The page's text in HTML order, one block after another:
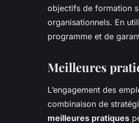
objectifs de formation
organisationnels. En
programme et de
Meilleures
L’engagement des
combinaison de
meilleures pratiques